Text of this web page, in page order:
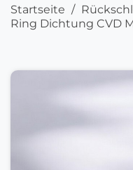
Startseite
Ring Dichtung CVD